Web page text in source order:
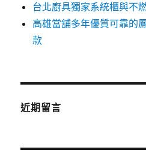
台北廚具獨家系統櫃與不
高雄當舖多年優質可靠的
款
近期留言